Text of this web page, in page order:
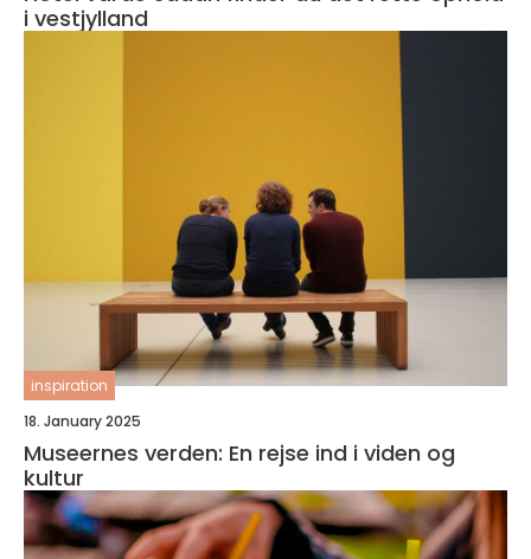
i vestjylland
inspiration
18. January 2025
Museernes verden: En rejse ind i viden og
kultur